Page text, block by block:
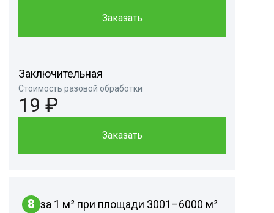
Заказать
Заключительная
Стоимость разовой обработки
19 ₽
Заказать
8 за 1 м² при площади 3001–6000 м²